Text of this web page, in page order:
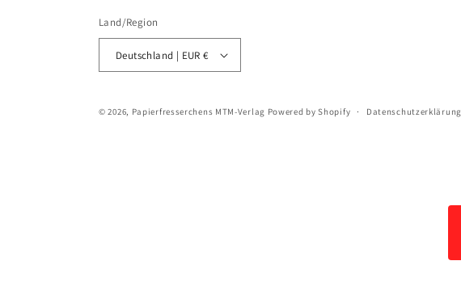
Land/Region
Deutschland | EUR €
© 2026, Papierfresserchens MTM-Verlag Powered by Shopify Datenschutzerklärung